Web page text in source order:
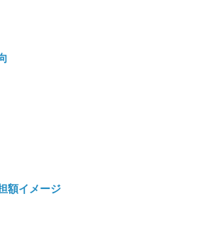
額イメージ